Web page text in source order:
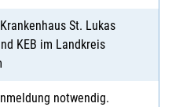
St. Lukas
KEB im Landkreis
notwendig.